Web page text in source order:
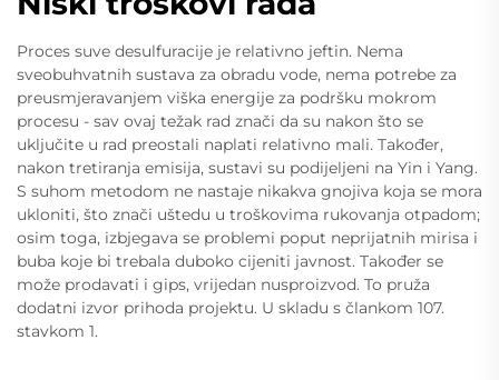
Proces suve desulfuracije je relativno jeftin. Nema
sveobuhvatnih sustava za obradu vode, nema potrebe za
preusmjeravanjem viška energije za podršku mokrom
procesu - sav ovaj težak rad znači da su nakon što se
uključite u rad preostali naplati relativno mali. Također,
nakon tretiranja emisija, sustavi su podijeljeni na Yin i Yang.
S suhom metodom ne nastaje nikakva gnojiva koja se mora
ukloniti, što znači uštedu u troškovima rukovanja otpadom;
osim toga, izbjegava se problemi poput neprijatnih mirisa i
buba koje bi trebala duboko cijeniti javnost. Također se
može prodavati i gips, vrijedan nusproizvod. To pruža
dodatni izvor prihoda projektu. U skladu s člankom 107.
stavkom 1.